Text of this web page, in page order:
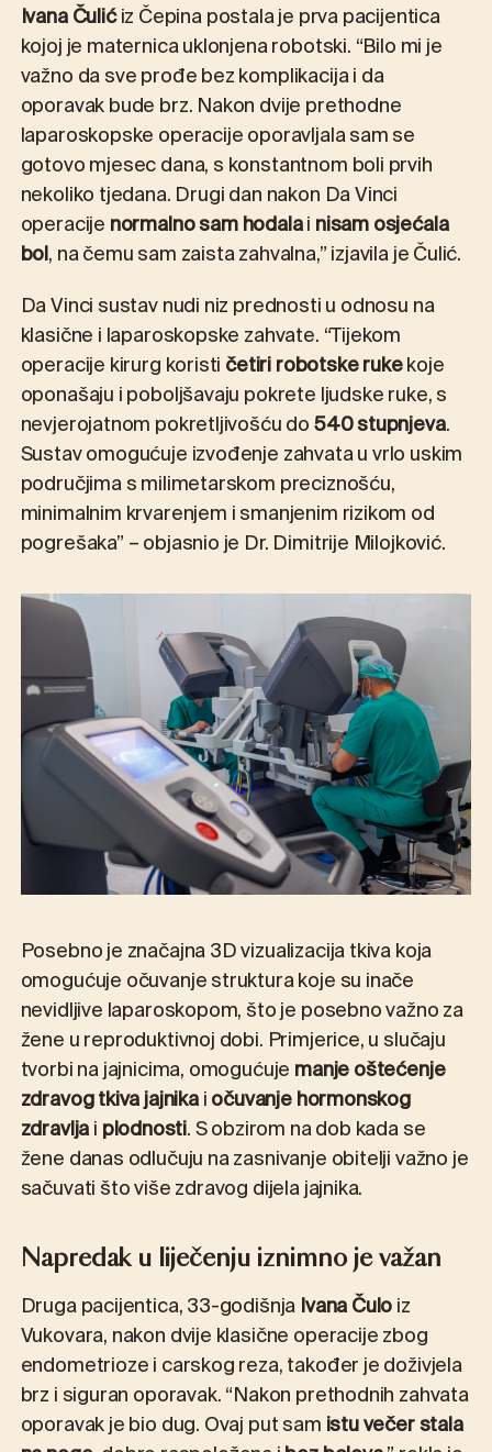
Ivana Čulićiz Čepina postala je prva pacijentica
kojoj je maternica uklonjena robotski. “Bilo mi je
važno da sve prođe bez komplikacija i da
oporavak bude brz. Nakon dvije prethodne
laparoskopske operacije oporavljala sam se
gotovo mjesec dana, s konstantnom boli prvih
nekoliko tjedana. Drugi dan nakon Da Vinci
operacijenormalno sam hodalainisam osjećala
bol, na čemu sam zaista zahvalna,” izjavila je Čulić.
Da Vinci sustav nudi niz prednosti u odnosu na
klasične i laparoskopske zahvate. “Tijekom
operacije kirurg korističetiri robotske rukekoje
oponašaju i poboljšavaju pokrete ljudske ruke, s
nevjerojatnom pokretljivošću do540 stupnjeva.
Sustav omogućuje izvođenje zahvata u vrlo uskim
područjima s milimetarskom preciznošću,
minimalnim krvarenjem i smanjenim rizikom od
pogrešaka” – objasnio je Dr. Dimitrije Milojković.
Posebno je značajna 3D vizualizacija tkiva koja
omogućuje očuvanje struktura koje su inače
nevidljive laparoskopom, što je posebno važno za
žene u reproduktivnoj dobi. Primjerice, u slučaju
tvorbi na jajnicima, omogućujemanje oštećenje
zdravog tkiva jajnikaiočuvanje hormonskog
zdravljaiplodnosti. S obzirom na dob kada se
žene danas odlučuju na zasnivanje obitelji važno je
sačuvati što više zdravog dijela jajnika.
Napredak u liječenju iznimno je važan
Druga pacijentica, 33-godišnjaIvana Čuloiz
Vukovara, nakon dvije klasične operacije zbog
endometrioze i carskog reza, također je doživjela
brz i siguran oporavak. “Nakon prethodnih zahvata
oporavak je bio dug. Ovaj put samistu večer stala